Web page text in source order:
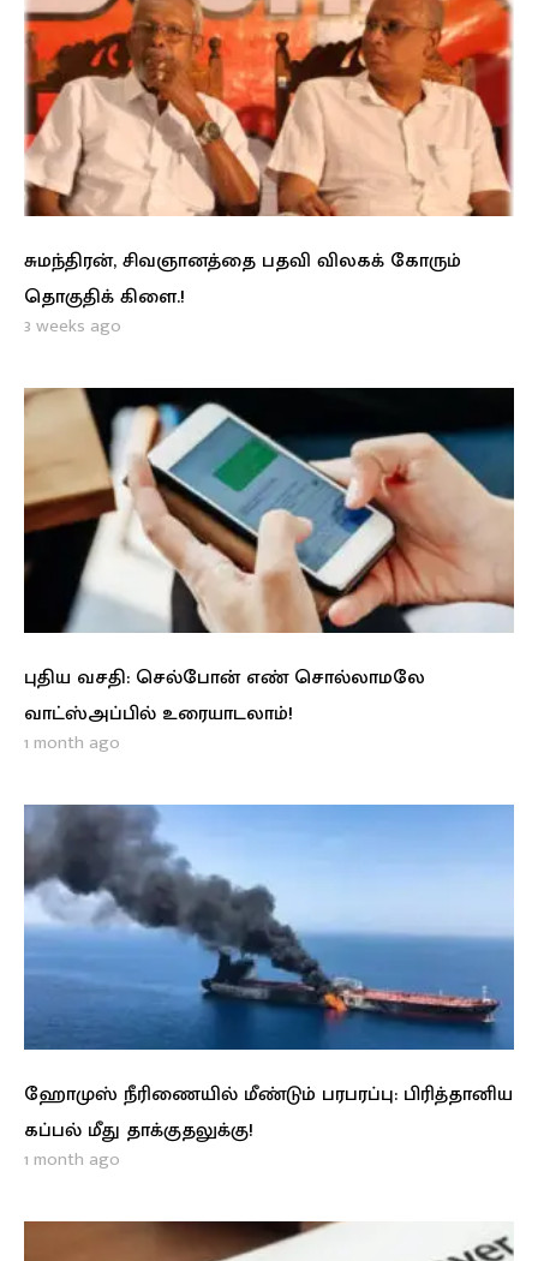
சுமந்திரன், சிவஞானத்தை பதவி விலகக் கோரும்
தொகுதிக் கிளை.!
3 weeks ago
புதிய வசதி: செல்போன் எண் சொல்லாமலே
வாட்ஸ்அப்பில் உரையாடலாம்!
1 month ago
ஹோமுஸ் நீரிணையில் மீண்டும் பரபரப்பு: பிரித்தானிய
கப்பல் மீது தாக்குதலுக்கு!
1 month ago